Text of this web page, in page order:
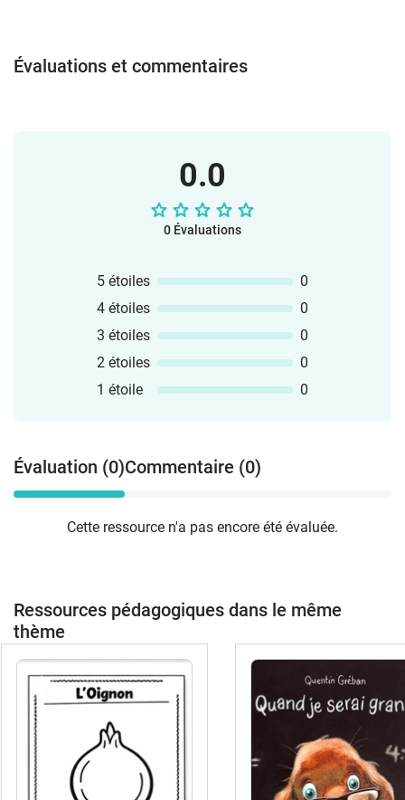
Évaluations et commentaires
0.0
0 Évaluations
5 étoiles
0
4 étoiles
0
3 étoiles
0
2 étoiles
0
1 étoile
0
Évaluation (0)Commentaire (0)
Cette ressource n'a pas encore été évaluée.
Ressources pédagogiques dans le même
thème